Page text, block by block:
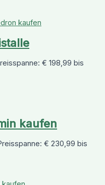
€ 198,99 bis
kaufen
€ 230,99 bis